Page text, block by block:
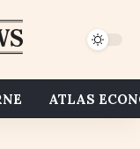
ATLAS